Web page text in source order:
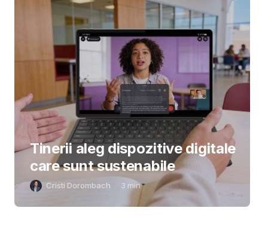
Tinerii aleg dispozitive digitale
care sunt sustenabile
Cristi Dorombach 3 min